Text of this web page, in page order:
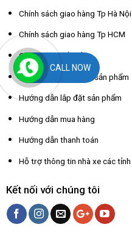
Chính sách giao hàng Tp Hà Nội
Chính sách giao hàng Tp HCM
Chính sách đổi trả
Chính sách bảo hành sản phẩm
Hướng dẫn lắp đặt sản phẩm
Hướng dẫn mua hàng
Hướng dẫn thanh toán
Hỗ trợ thông tin nhà xe các tỉnh
Kết nối với chúng tôi
CALL NOW